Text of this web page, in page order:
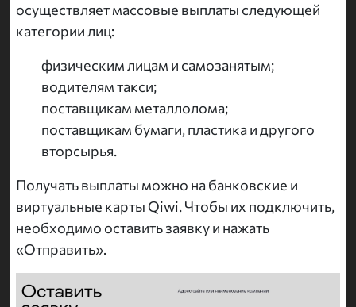
осуществляет массовые выплаты следующей
категории лиц:
физическим лицам и самозанятым;
водителям такси;
поставщикам металлолома;
поставщикам бумаги, пластика и другого
вторсырья.
Получать выплаты можно на банковские и
виртуальные карты Qiwi. Чтобы их подключить,
необходимо оставить заявку и нажать
«Отправить».